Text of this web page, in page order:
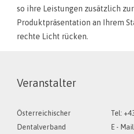
so ihre Leistungen zusätzlich zur
Produktpräsentation an Ihrem
rechte Licht rücken.
Veranstalter
Österreichischer
Dentalverband
Tel:
E -